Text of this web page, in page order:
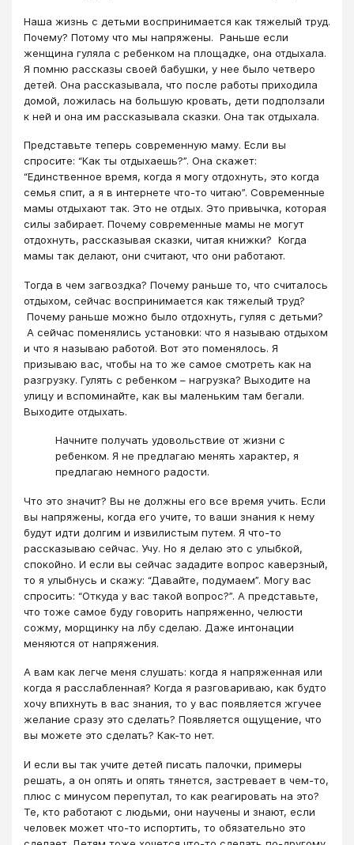
Наша жизнь с детьми воспринимается как тяжелый труд.
Почему? Потому что мы напряжены. Раньше если
женщина гуляла с ребенком на площадке, она отдыхала.
Я помню рассказы своей бабушки, у нее было четверо
детей. Она рассказывала, что после работы приходила
домой, ложилась на большую кровать, дети подползали
к ней и она им рассказывала сказки. Она так отдыхала.
Представьте теперь современную маму. Если вы
спросите: “Как ты отдыхаешь?”. Она скажет:
“Единственное время, когда я могу отдохнуть, это когда
семья спит, а я в интернете что-то читаю”. Современные
мамы отдыхают так. Это не отдых. Это привычка, которая
силы забирает. Почему современные мамы не могут
отдохнуть, рассказывая сказки, читая книжки? Когда
мамы так делают, они считают, что они работают.
Тогда в чем загвоздка? Почему раньше то, что считалось
отдыхом, сейчас воспринимается как тяжелый труд?
Почему раньше можно было отдохнуть, гуляя с детьми?
А сейчас поменялись установки: что я называю отдыхом
и что я называю работой. Вот это поменялось. Я
призываю вас, чтобы на то же самое смотреть как на
разгрузку. Гулять с ребенком – нагрузка? Выходите на
улицу и вспоминайте, как вы маленьким там бегали.
Выходите отдыхать.
Начните получать удовольствие от жизни с
ребенком. Я не предлагаю менять характер, я
предлагаю немного радости.
Что это значит? Вы не должны его все время учить. Если
вы напряжены, когда его учите, то ваши знания к нему
будут идти долгим и извилистым путем. Я что-то
рассказываю сейчас. Учу. Но я делаю это с улыбкой,
спокойно. И если вы сейчас зададите вопрос каверзный,
то я улыбнусь и скажу: “Давайте, подумаем”. Могу вас
спросить: “Откуда у вас такой вопрос?”. А представьте,
что тоже самое буду говорить напряженно, челюсти
сожму, морщинку на лбу сделаю. Даже интонации
меняются от напряжения.
А вам как легче меня слушать: когда я напряженная или
когда я расслабленная? Когда я разговариваю, как будто
хочу впихнуть в вас знания, то у вас появляется жгучее
желание сразу это сделать? Появляется ощущение, что
вы можете это сделать? Как-то нет.
И если вы так учите детей писать палочки, примеры
решать, а он опять и опять тянется, застревает в чем-то,
плюс с минусом перепутал, то как реагировать на это?
Те, кто работают с людьми, они научены и знают, если
человек может что-то испортить, то обязательно это